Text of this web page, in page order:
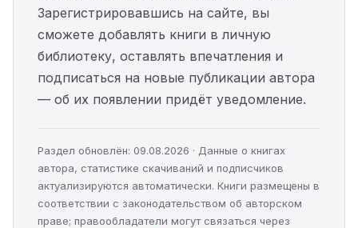
Зарегистрировавшись на сайте, вы
сможете добавлять книги в личную
библиотеку, оставлять впечатления и
подписаться на новые публикации автора
— об их появлении придёт уведомление.
Раздел обновлён: 09.08.2026 · Данные о книгах
автора, статистике скачиваний и подписчиков
актуализируются автоматически. Книги размещены в
соответствии с законодательством об авторском
праве; правообладатели могут связаться через